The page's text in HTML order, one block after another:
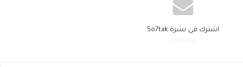
اشترك في نشرة So7tak